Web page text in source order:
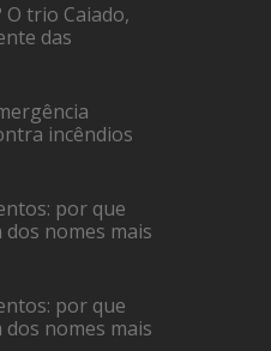
O trio Caiado,
das
incêndios
por que
nomes mais
por que
nomes mais